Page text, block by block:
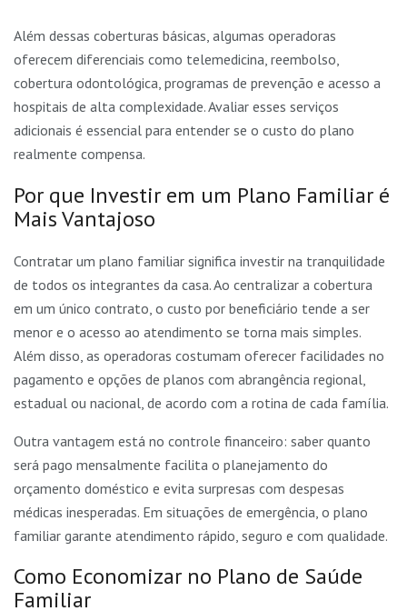
Além dessas coberturas básicas, algumas operadoras
oferecem diferenciais como telemedicina, reembolso,
cobertura odontológica, programas de prevenção e acesso a
hospitais de alta complexidade. Avaliar esses serviços
adicionais é essencial para entender se o custo do plano
realmente compensa.
Por que Investir em um Plano Familiar é
Mais Vantajoso
Contratar um plano familiar significa investir na tranquilidade
de todos os integrantes da casa. Ao centralizar a cobertura
em um único contrato, o custo por beneficiário tende a ser
menor e o acesso ao atendimento se torna mais simples.
Além disso, as operadoras costumam oferecer facilidades no
pagamento e opções de planos com abrangência regional,
estadual ou nacional, de acordo com a rotina de cada família.
Outra vantagem está no controle financeiro: saber quanto
será pago mensalmente facilita o planejamento do
orçamento doméstico e evita surpresas com despesas
médicas inesperadas. Em situações de emergência, o plano
familiar garante atendimento rápido, seguro e com qualidade.
Como Economizar no Plano de Saúde
Familiar